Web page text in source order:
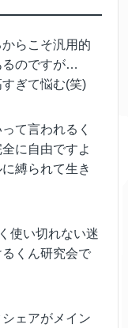
らこそ汎用的
るのですが…
ぎて悩む(笑)
て言われるく
に自由ですよ
縛られて生き
使い切れない迷
くん研究会で
ェアがメイン